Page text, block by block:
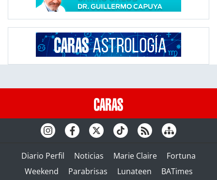
Diario Perfil Noticias Marie Claire
Fortuna
Weekend
Parabrisas Lunateen BATimes